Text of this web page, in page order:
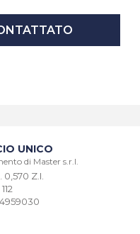
UNICO
di Master s.r.l.
Z.I.